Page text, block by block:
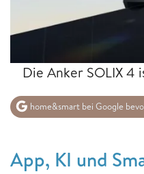
Die Anker SOLIX 4
home&smart bei Google
App, KI und